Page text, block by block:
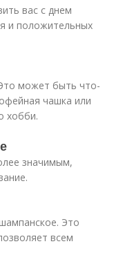
вас с днем
и положительных
может быть что-
чашка или
хобби.
значимым,
Это
всем